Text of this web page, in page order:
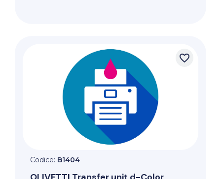
favorite_border
Codice: B1404